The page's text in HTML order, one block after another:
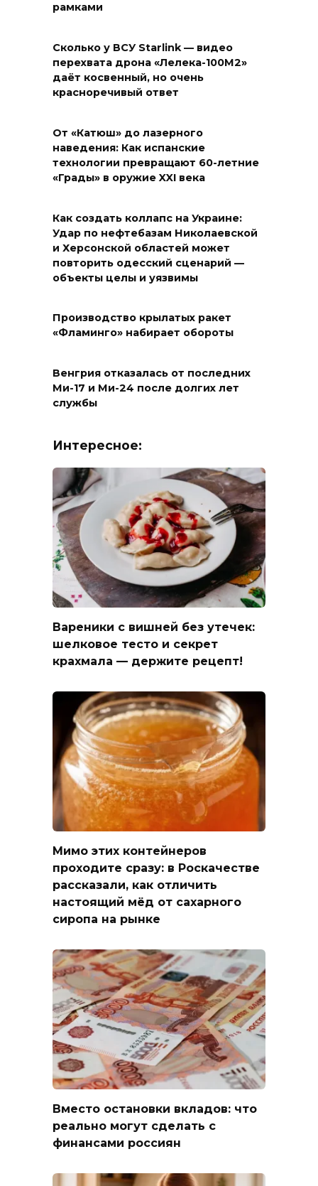
рамками
Сколько у ВСУ Starlink — видео
перехвата дрона «Лелека-100М2»
даёт косвенный, но очень
красноречивый ответ
От «Катюш» до лазерного
наведения: Как испанские
технологии превращают 60-летние
«Грады» в оружие XXI века
Как создать коллапс на Украине:
Удар по нефтебазам Николаевской
и Херсонской областей может
повторить одесский сценарий —
объекты целы и уязвимы
Производство крылатых ракет
«Фламинго» набирает обороты
Венгрия отказалась от последних
Ми-17 и Ми-24 после долгих лет
службы
Интересное:
Вареники с вишней без утечек:
шелковое тесто и секрет
крахмала — держите рецепт!
Мимо этих контейнеров
проходите сразу: в Роскачестве
рассказали, как отличить
настоящий мёд от сахарного
сиропа на рынке
Вместо остановки вкладов: что
реально могут сделать с
финансами россиян